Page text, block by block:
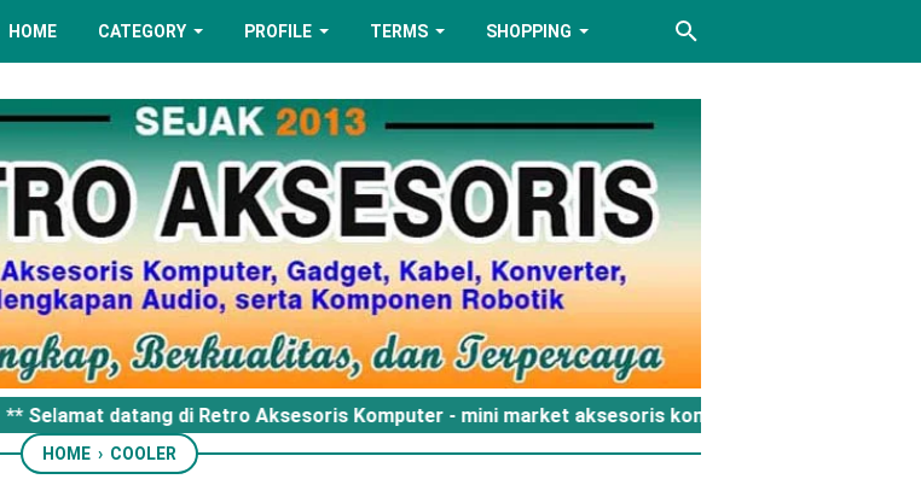
HOME CATEGORY PROFILE TERMS SHOPPING
** Selamat datang di Retro Aksesoris Komputer - mini market aksesoris komputer dan gadget **
HOME › COOLER